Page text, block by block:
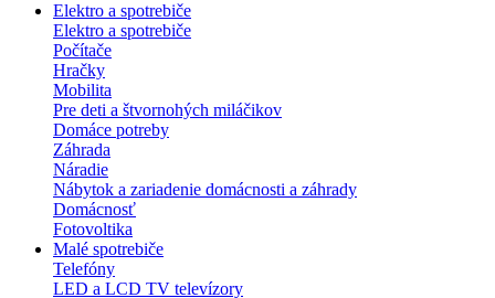
Elektro a spotrebiče
Elektro a spotrebiče
Počítače
Hračky
Mobilita
Pre deti a štvornohých miláčikov
Domáce potreby
Záhrada
Náradie
Nábytok a zariadenie domácnosti a záhrady
Domácnosť
Fotovoltika
Malé spotrebiče
Telefóny
LED a LCD TV televízory